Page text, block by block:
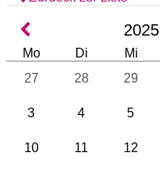
2025
Mo Di Mi
27
28 29
3 4 5
10 11 12